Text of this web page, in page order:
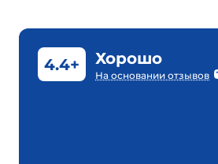
4.4+ Хорошо
На основании отзывов